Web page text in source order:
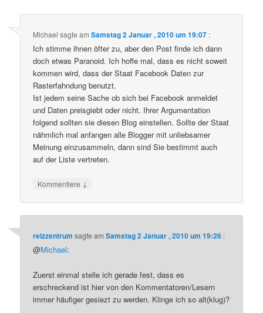
Michael sagte amSamstag 2 Januar , 2010 um 19:07 :
Ich stimme ihnen öfter zu, aber den Post finde ich dann
doch etwas Paranoid. Ich hoffe mal, dass es nicht soweit
kommen wird, dass der Staat Facebook Daten zur
Rasterfahndung benutzt.
Ist jedem seine Sache ob sich bei Facebook anmeldet
und Daten preisgiebt oder nicht. Ihrer Argumentation
folgend sollten sie diesen Blog einstellen. Sollte der Staat
nähmlich mal anfangen alle Blogger mit unliebsamer
Meinung einzusammeln, dann sind Sie bestimmt auch
auf der Liste vertreten.
Kommentiere ↓
reizzentrum sagte amSamstag 2 Januar , 2010 um 19:26 :
@Michael:
Zuerst einmal stelle ich gerade fest, dass es
erschreckend ist hier von den Kommentatoren/Lesern
immer häufiger gesiezt zu werden. Klinge ich so alt(klug)?